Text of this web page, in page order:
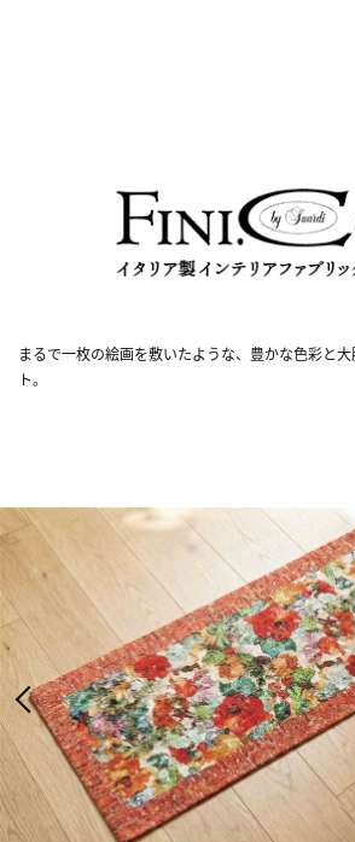
まるで一枚の絵画を敷いたような、豊かな色彩と
ト。